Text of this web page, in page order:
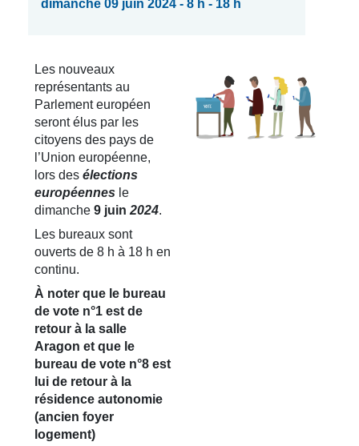
dimanche 09 juin 2024 - 8 h - 18 h
Les nouveaux
représentants au
Parlement européen
seront élus par les
citoyens des pays de
l’Union européenne,
lors des élections
européennes le
dimanche 9 juin 2024.
Les bureaux sont
ouverts de 8 h à 18 h en
continu.
À noter que le bureau
de vote n°1 est de
retour à la salle
Aragon et que le
bureau de vote n°8 est
lui de retour à la
résidence autonomie
(ancien foyer
logement)